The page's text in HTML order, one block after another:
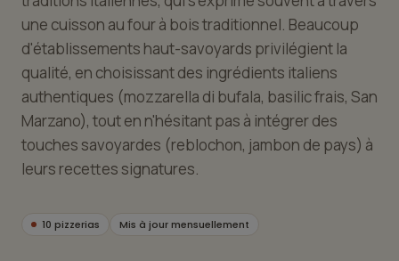
une cuisson au four à bois traditionnel. Beaucoup
d'établissements haut-savoyards privilégient la
qualité, en choisissant des ingrédients italiens
authentiques (mozzarella di bufala, basilic frais, San
Marzano), tout en n'hésitant pas à intégrer des
touches savoyardes (reblochon, jambon de pays) à
leurs recettes signatures.
10 pizzerias Mis à jour mensuellement